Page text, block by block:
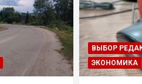
ВЫБОР
ЭКОНОМИКА